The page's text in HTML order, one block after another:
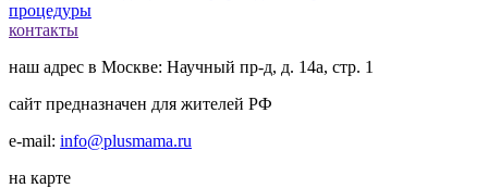
процедуры
контакты
наш адрес в Москве: Научный пр-д, д. 14а, стр. 1
сайт предназначен для жителей РФ
e-mail: info@plusmama.ru
на карте